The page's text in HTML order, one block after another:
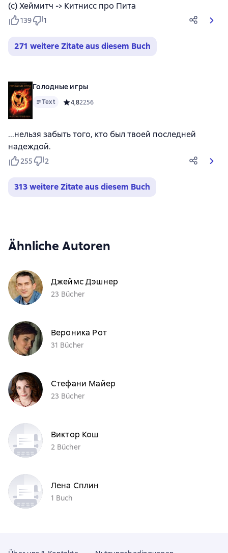
(с) Хеймитч -> Китнисс про Пита
139 1
271 weitere Zitate aus diesem Buch
Голодные игры
Text Средний рейтинг 4,8 на основе 2256 оценок
4,82256
...нельзя забыть того, кто был твоей последней
надеждой.
255 2
313 weitere Zitate aus diesem Buch
Ähnliche Autoren
Джеймс Дэшнер
23 Bücher
Вероника Рот
31 Bücher
Стефани Майер
23 Bücher
Виктор Кош
2 Bücher
Лена Сплин
1 Buch